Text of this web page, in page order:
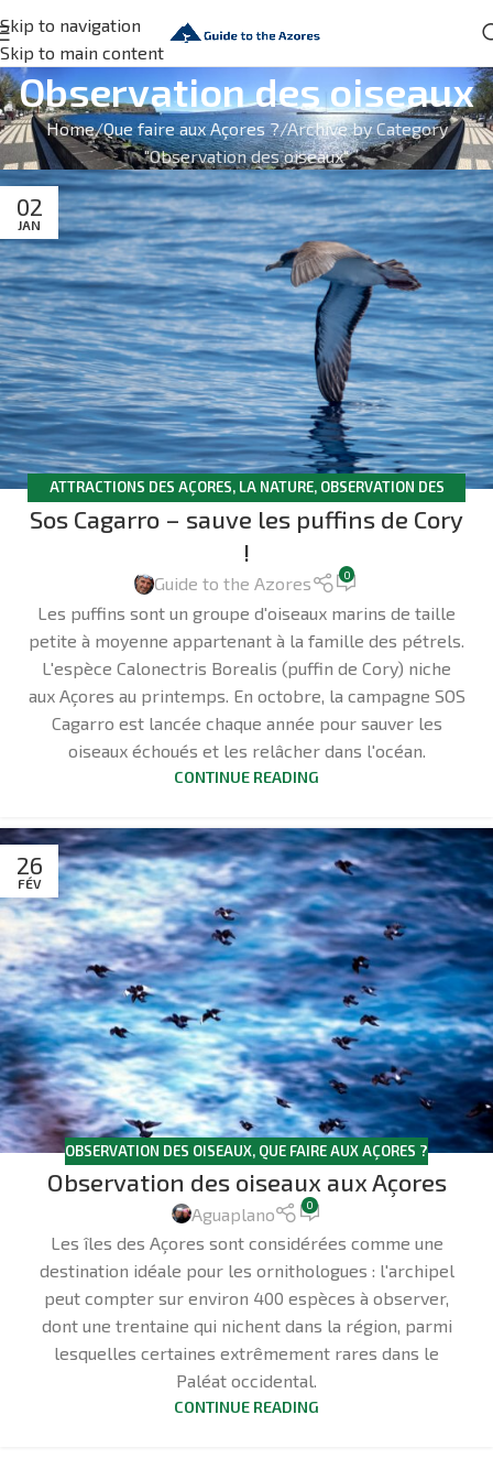
Skip to navigation
Skip to main content
Observation des oiseaux
Home Que faire aux Açores ? Archive by Category
"Observation des oiseaux"
02
JAN
ATTRACTIONS DES AÇORES, LA NATURE, OBSERVATION DES
OISEAUX
Sos Cagarro – sauve les puffins de Cory
!
Guide to the Azores 0
Les puffins sont un groupe d'oiseaux marins de taille
petite à moyenne appartenant à la famille des pétrels.
L'espèce Calonectris Borealis (puffin de Cory) niche
aux Açores au printemps. En octobre, la campagne SOS
Cagarro est lancée chaque année pour sauver les
oiseaux échoués et les relâcher dans l'océan.
CONTINUE READING
26
FÉV
OBSERVATION DES OISEAUX, QUE FAIRE AUX AÇORES ?
Observation des oiseaux aux Açores
Aguaplano 0
Les îles des Açores sont considérées comme une
destination idéale pour les ornithologues : l'archipel
peut compter sur environ 400 espèces à observer,
dont une trentaine qui nichent dans la région, parmi
lesquelles certaines extrêmement rares dans le
Paléat occidental.
CONTINUE READING